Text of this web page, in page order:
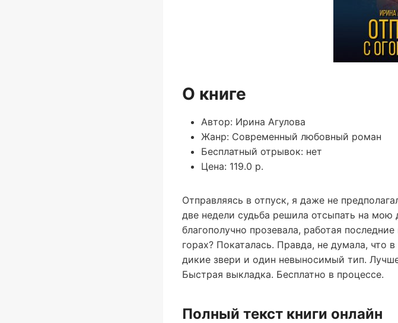
О книге
Автор: Ирина Агулова
Жанр: Современный любовный роман
Бесплатный отрывок: нет
Цена: 119.0 р.
Отправляясь в отпуск, я даже не
две недели судьба решила отсыпать на
благополучно прозевала, работая
горах? Покаталась. Правда, не думала, что
дикие звери и один невыносимый тип.
Быстрая выкладка. Бесплатно в процессе.
Полный текст книги онлайн